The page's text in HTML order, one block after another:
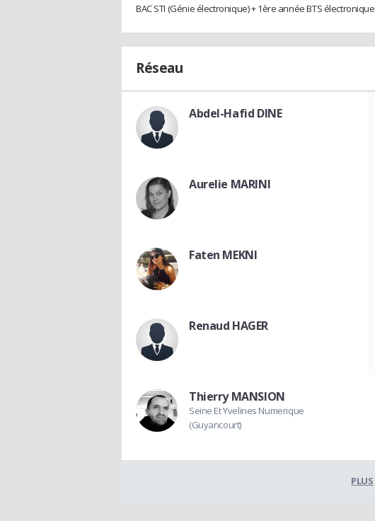
BAC STI (Génie électronique) + 1ère année BTS électronique
Réseau
Abdel-Hafid DINE
Aurelie MARINI
Faten MEKNI
Renaud HAGER
Thierry MANSION
Seine Et Yvelines Numerique
(Guyancourt)
PLUS